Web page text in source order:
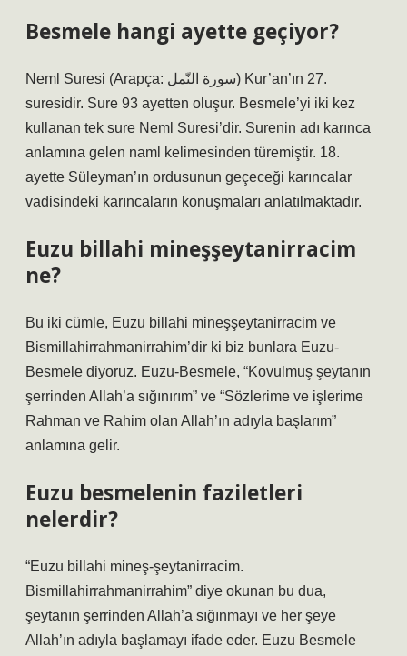
Besmele hangi ayette geçiyor?
Neml Suresi (Arapça: سورة النّمل) Kur’an’ın 27.
suresidir. Sure 93 ayetten oluşur. Besmele’yi iki kez
kullanan tek sure Neml Suresi’dir. Surenin adı karınca
anlamına gelen naml kelimesinden türemiştir. 18.
ayette Süleyman’ın ordusunun geçeceği karıncalar
vadisindeki karıncaların konuşmaları anlatılmaktadır.
Euzu billahi mineşşeytanirracim
ne?
Bu iki cümle, Euzu billahi mineşşeytanirracim ve
Bismillahirrahmanirrahim’dir ki biz bunlara Euzu-
Besmele diyoruz. Euzu-Besmele, “Kovulmuş şeytanın
şerrinden Allah’a sığınırım” ve “Sözlerime ve işlerime
Rahman ve Rahim olan Allah’ın adıyla başlarım”
anlamına gelir.
Euzu besmelenin faziletleri
nelerdir?
“Euzu billahi mineş-şeytanirracim.
Bismillahirrahmanirrahim” diye okunan bu dua,
şeytanın şerrinden Allah’a sığınmayı ve her şeye
Allah’ın adıyla başlamayı ifade eder. Euzu Besmele